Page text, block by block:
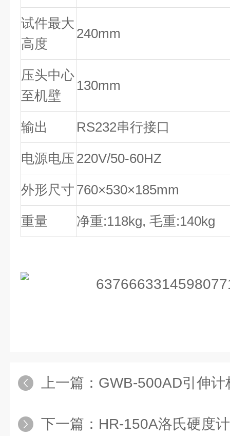
试件最大
高度
240mm
压头中心
至机壁
130mm
输出 RS232串行接口
电源电压 220V/50-60HZ
外形尺寸 760×530×185mm
重量 净重:118kg, 毛重:140kg
上一篇： GWB-500AD引伸计
下一篇： HR-150A洛氏硬度计